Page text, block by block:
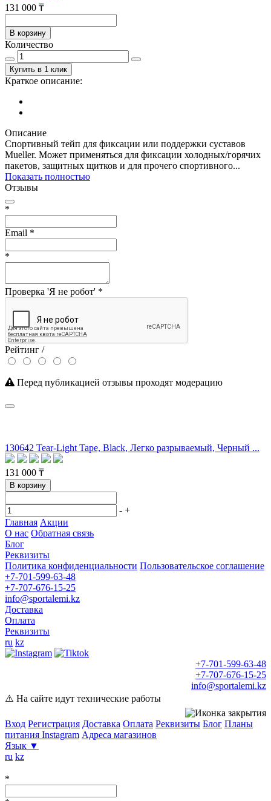
131 000 ₸
В корзину
Количество
Купить в 1 клик
Краткое описание:
Описание
Спортивный тейп для фиксации или поддержки суставов
Mueller. Может применяться для фиксации холодных/горячих
пакетов, защитных щитков и для прочего спортивного...
Показать полностью
Отзывы
*
Email *
*
Проверка 'Я не робот' *
Рейтинг /
Перед публикацией отзывы проходят модерацию
130642 Tear-Light Tape, Black, Легко разрываемый, Черный ...
131 000 ₸
В корзину
- +
Главная Акции
О нас Обратная связь
Блог
Реквизиты
Политика конфиденциальности Пользовательское соглашение
+7-701-599-63-48
+7-707-676-15-25
info@sportalemi.kz
Доставка
Оплата
Реквизиты
ru kz
+7-701-599-63-48
+7-707-676-15-25
info@sportalemi.kz
⚠️ На сайте идут технические работы
Вход Регистрация Доставка Оплата Реквизиты Блог Планы
питания Instagram Адреса магазинов
Язык ▼
ru kz
*